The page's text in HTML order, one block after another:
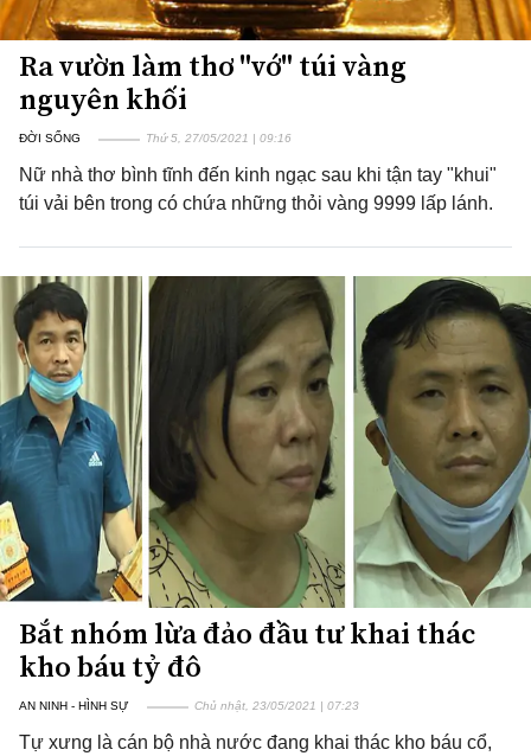
Ra vườn làm thơ "vớ" túi vàng
nguyên khối
ĐỜI SỐNG Thứ 5, 27/05/2021 | 09:16
Nữ nhà thơ bình tĩnh đến kinh ngạc sau khi tận tay "khui"
túi vải bên trong có chứa những thỏi vàng 9999 lấp lánh.
Bắt nhóm lừa đảo đầu tư khai thác
kho báu tỷ đô
AN NINH - HÌNH SỰ Chủ nhật, 23/05/2021 | 07:23
Tự xưng là cán bộ nhà nước đang khai thác kho báu cổ,